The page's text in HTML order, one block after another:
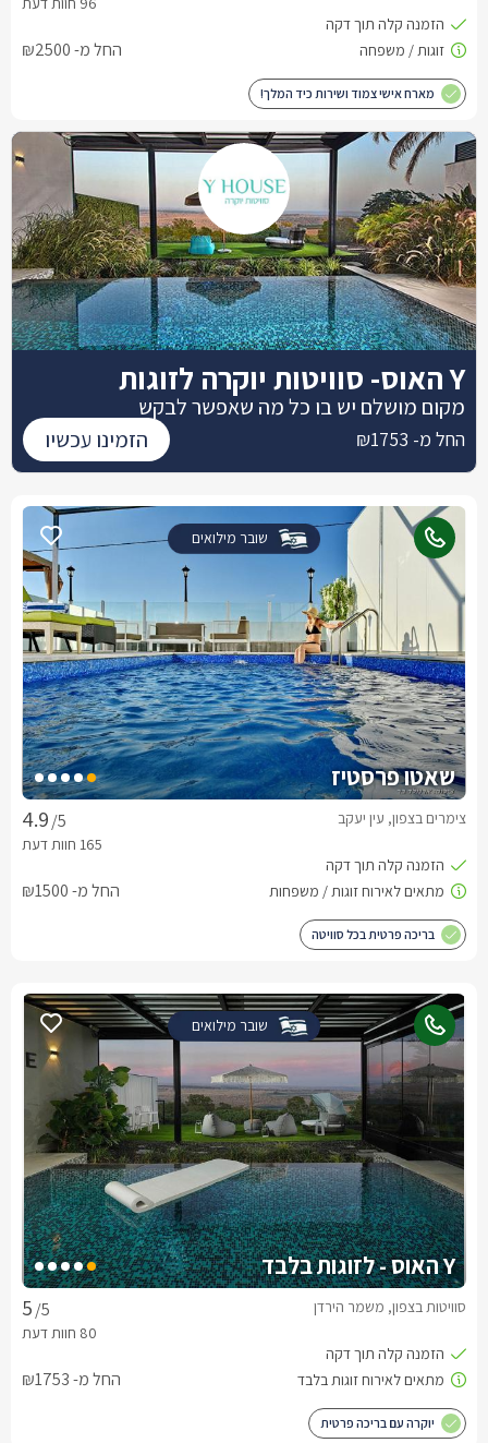
החל מ- ₪2500
מארח אישי צמוד ושירות כיד המלך!
שובר מילואים
שאטו פרסטיז
/5 צימרים בצפון, עין יעקב
החל מ- ₪1500
בריכה פרטית בכל סוויטה
שובר מילואים
Y האוס - לזוגות בלבד
/5 סוויטות בצפון, משמר הירדן
החל מ- ₪1753
יוקרה עם בריכה פרטית
Y האוס- סוויטות יוקרה לזוגות
מקום מושלם יש בו כל מה שאפשר לבקש
החל מ- ₪1753 הזמינו עכשיו